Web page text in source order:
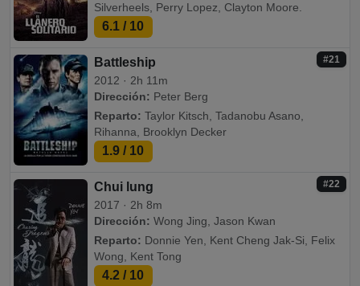
Silverheels, Perry Lopez, Clayton Moore.
6.1 / 10
#21
Battleship
2012 · 2h 11m
Dirección: Peter Berg
Reparto: Taylor Kitsch, Tadanobu Asano,
Rihanna, Brooklyn Decker
1.9 / 10
#22
Chui lung
2017 · 2h 8m
Dirección: Wong Jing, Jason Kwan
Reparto: Donnie Yen, Kent Cheng Jak-Si, Felix
Wong, Kent Tong
4.2 / 10